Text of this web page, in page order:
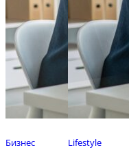
Бизнес Lifestyle